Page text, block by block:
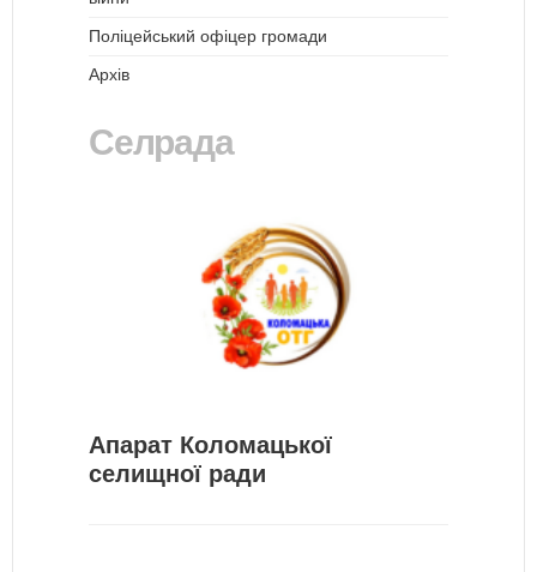
Поліцейський офіцер громади
Архів
Селрада
Апарат Коломацької
селищної ради